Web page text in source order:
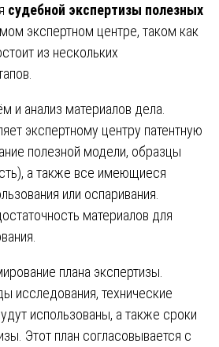
судебной экспертизы полезных
экспертном центре, таком как
из нескольких
и анализ материалов дела.
экспертному центру патентную
полезной модели, образцы
а также все имеющиеся
или оспаривания.
материалов для
плана экспертизы.
исследования, технические
использованы, а также сроки
Этот план согласовывается с